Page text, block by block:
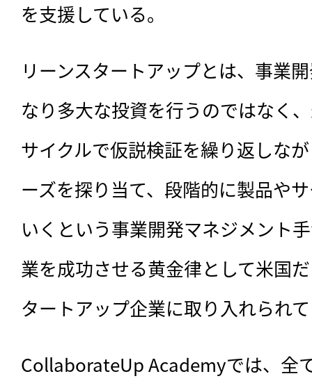
を支援している。
リーンスタートアップとは、事業
なり多大な投資を行うのではなく
サイクルで仮説検証を繰り返しな
ーズを探り当て、段階的に製品や
いくという事業開発マネジメント
業を成功させる黄金律として米国
タートアップ企業に取り入れられ
CollaborateUp Academyでは、全